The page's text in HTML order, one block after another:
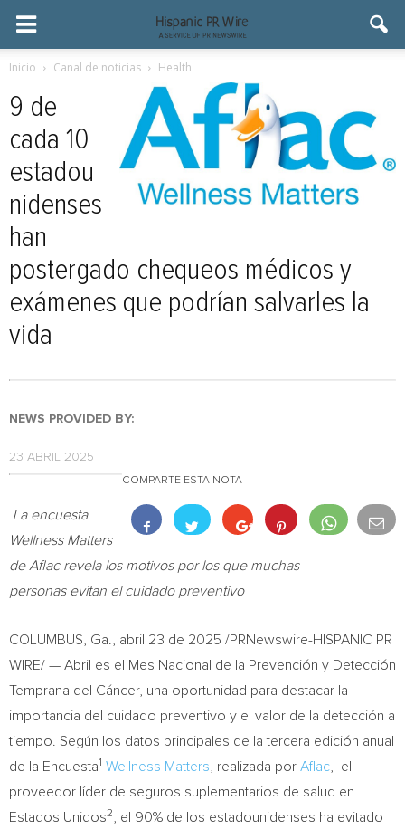
Inicio Canal de noticias Health
9 de
cada 10
estadou
nidenses
han
postergado chequeos médicos y
exámenes que podrían salvarles la
vida
NEWS PROVIDED BY:
23 ABRIL 2025
COMPARTE ESTA NOTA
La encuesta
Wellness Matters
de Aflac revela los motivos por los que muchas
personas evitan el cuidado preventivo
COLUMBUS, Ga. abril 23 de 2025 /PRNewswire-HISPANIC PR
WIRE/ — Abril es el Mes Nacional de la Prevención y Detección
Temprana del Cáncer, una oportunidad para destacar la
importancia del cuidado preventivo y el valor de la detección a
tiempo. Según los datos principales de la tercera edición anual
de la Encuesta1 Wellness Matters , realizada por Aflac , el
proveedor líder de seguros suplementarios de salud en
Estados Unidos2
, el 90% de los estadounidenses ha evitado